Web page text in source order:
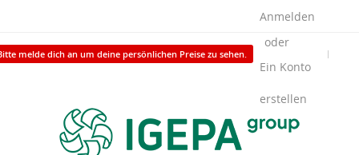
melde dich an um deine persönlichen Preise zu sehen.
Anmelden
Ein Konto
erstellen